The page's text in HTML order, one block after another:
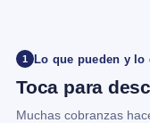
1 Lo que pueden y lo
Toca para
Muchas cobranzas